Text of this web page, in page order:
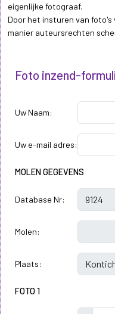
eigenlijke fotograaf.
Door het insturen van foto's
manier auteursrechten
Foto inzend-
Uw Naam:
Uw e-mail adres:
MOLEN GEGEVENS
Database Nr:
Molen:
Plaats:
FOTO 1